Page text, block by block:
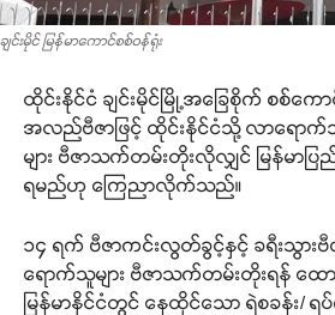
ချင်းမိုင် မြန်မာကောင်စစ်ဝန်ရုံး
ထိုင်းနိုင်ငံ ချင်းမိုင်မြို့အခြေစိုက် စစ်
အလည်ဗီဇာဖြင့် ထိုင်းနိုင်ငံသို့ လာရောက်
များ ဗီဇာသက်တမ်းတိုးလိုလျှင် မြန်မာပြ
ရမည်ဟု ကြေညာလိုက်သည်။
၁၄ ရက် ဗီဇာကင်းလွတ်ခွင့်နှင့် ခရီးသွားဗီ
ရောက်သူများ ဗီဇာသက်တမ်းတိုးရန် ထ
မြန်မာနိုင်ငံတွင် နေထိုင်သော ရဲစခန်း/